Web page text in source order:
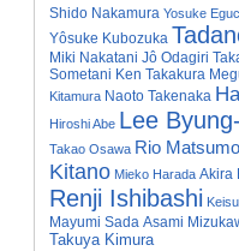
Shido Nakamura Yosuke
Yôsuke Kubozuka
Miki Nakatani Jô Odagiri
Sometani Ken Takakura
Kitamura Naoto Takenaka
Hiroshi Abe Lee
Takao Osawa Rio
Kitano Mieko Harada Akira
Renji Ishibashi
Mayumi Sada Asami
Takuya Kimura